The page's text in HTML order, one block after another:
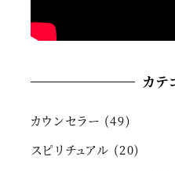
カテ
カウンセラー (49)
スピリチュアル (20)